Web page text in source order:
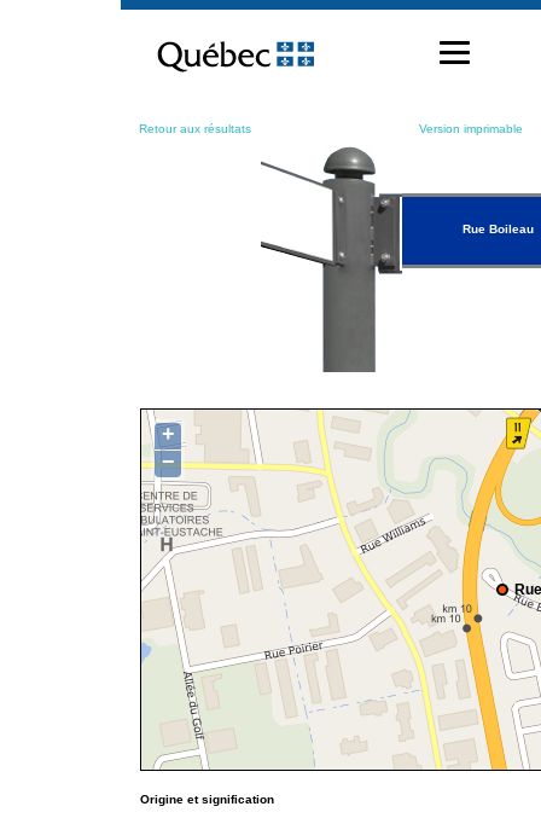
contenu
Retour aux résultats Version imprimable
Rue Boileau
+
−
Origine et signification